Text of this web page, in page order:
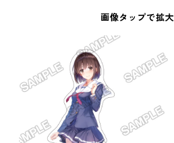
画像タップで拡大